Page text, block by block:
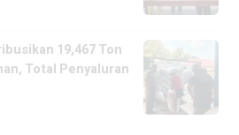
19,467 Ton
Total Penyaluran